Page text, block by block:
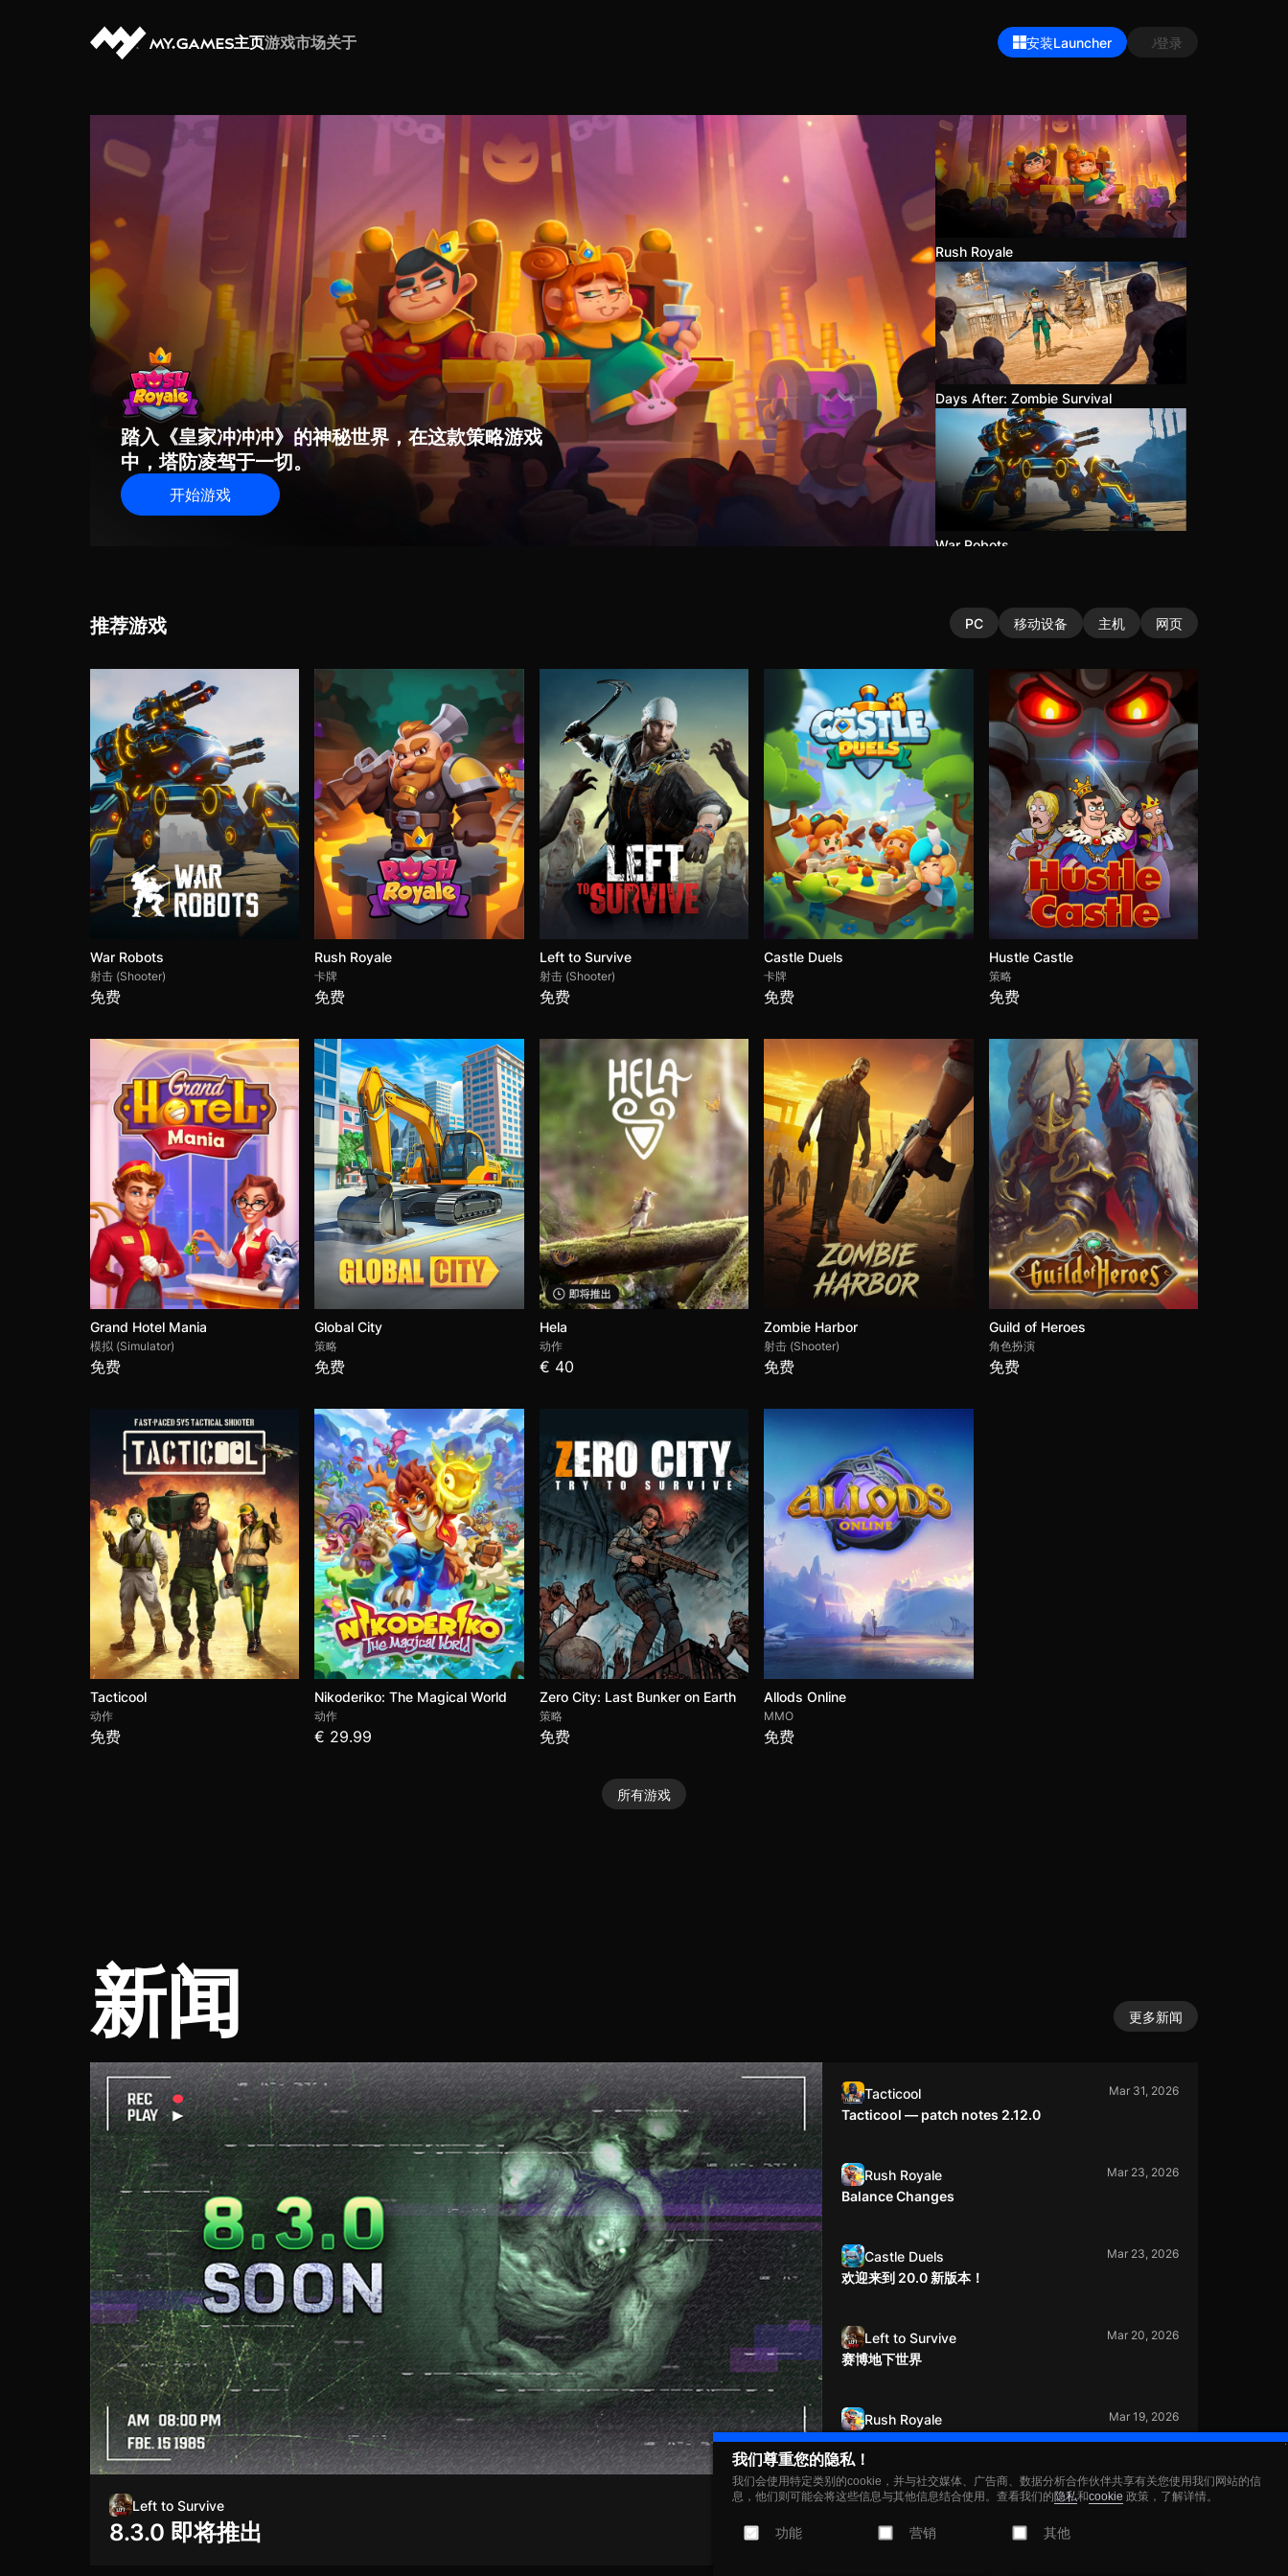
我们尊重您的隐私！
我们会使用特定类别的cookie，并与社交媒体、广告商、数据分析合作伙伴共享有关您使用我们网站的信
息，他们则可能会将这些信息与其他信息结合使用。查看我们的隐私和cookie 政策，了解详情。
功能 营销 其他
主页游戏市场关于 安装Launcher 登录
踏入《皇家冲冲冲》的神秘世界，在这款策略游戏
中，塔防凌驾于一切。
开始游戏
Rush Royale
Days After: Zombie Survival
War Robots
Left to Survive
Hustle Castle
Tacticool
Nikoderiko: The Magical World -
Director's Cut
推荐游戏 PC 移动设备 主机 网页
War Robots
射击 (Shooter)
免费
Rush Royale
卡牌
免费
Left to Survive
射击 (Shooter)
免费
Castle Duels
卡牌
免费
Hustle Castle
策略
免费
Grand Hotel Mania
模拟 (Simulator)
免费
Global City
策略
免费
Hela
动作
€ 40
Zombie Harbor
射击 (Shooter)
免费
Guild of Heroes
角色扮演
免费
Tacticool
动作
免费
Nikoderiko: The Magical World
动作
€ 29.99
Zero City: Last Bunker on Earth
策略
免费
Allods Online
MMO
免费
所有游戏
新闻 更多新闻
Left to Survive Apr 08, 2026
8.3.0 即将推出
Tacticool Mar 31, 2026
Tacticool — patch notes 2.12.0
Rush Royale Mar 23, 2026
Balance Changes
Castle Duels Mar 23, 2026
欢迎来到 20.0 新版本！
Left to Survive Mar 20, 2026
赛博地下世界
Rush Royale Mar 19, 2026
欢迎来到 35.1 新版本！
Rush Royale Mar 10, 2026
Chomp, Stack, Survive: PAC-MAN Joins Rush
Royale for a Special PAC-MAN: Arcade Event